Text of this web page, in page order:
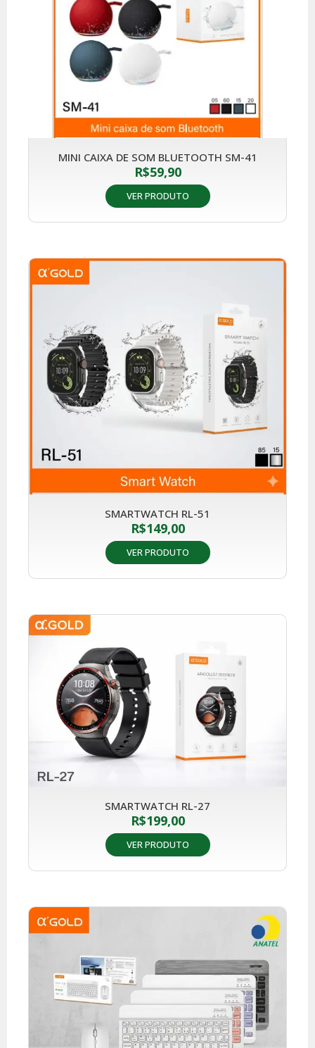
MINI CAIXA DE SOM BLUETOOTH SM-41
R$59,90
VER PRODUTO
SMARTWATCH RL-51
R$149,00
VER PRODUTO
SMARTWATCH RL-27
R$199,00
VER PRODUTO